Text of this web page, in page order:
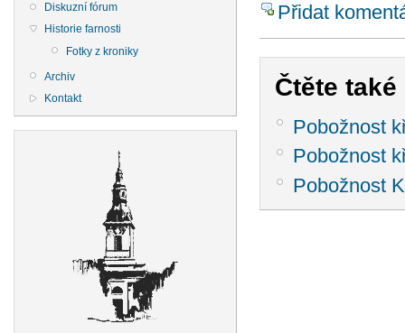
Diskuzní fórum
Historie farnosti
Fotky z kroniky
Archiv
Kontakt
Přidat
Čtěte také
Pobožnost
Pobožnost
Pobožnost